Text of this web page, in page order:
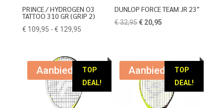
PRINCE / HYDROGEN O3
TATTOO 310 GR (GRIP 2)
€ 109,95 - € 129,95Prijsklasse:
€ 129,95
DUNLOP FORCE TEAM JR 23″
€32,95Oorspronkelijke
€ 32,95.
€ 20,95
€ 20,95.
TOP
DEAL!
Aanbieding!
TOP
DEAL!
Aanbieding!